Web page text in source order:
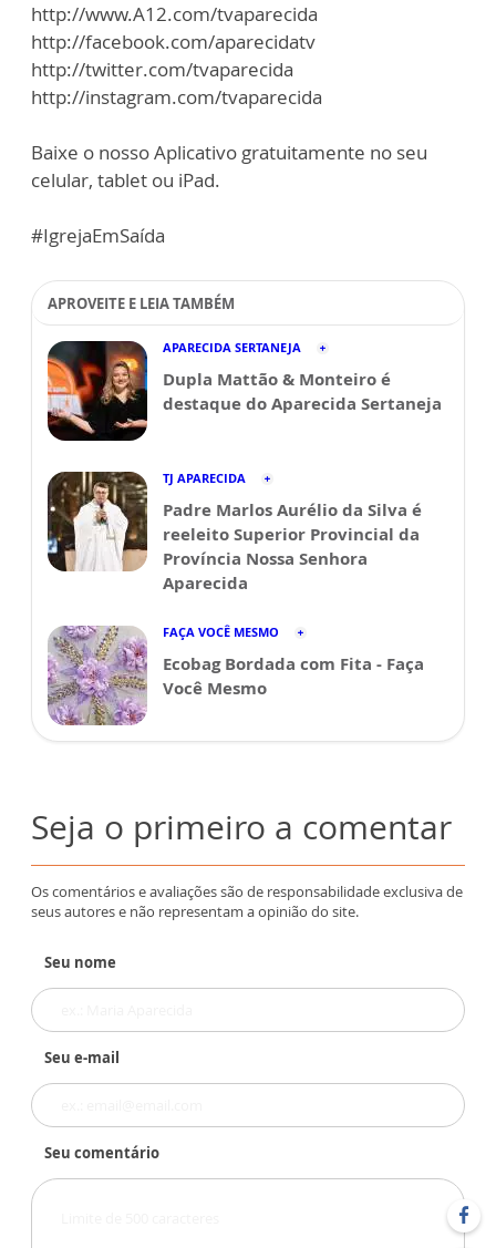
http://www.A12.com/tvaparecida​
http://facebook.com/aparecidatv​
http://twitter.com/tvaparecida​
http://instagram.com/tvaparecida​
Baixe o nosso Aplicativo gratuitamente no seu
celular, tablet ou iPad.
#IgrejaEmSaída
APROVEITE E LEIA TAMBÉM
APARECIDA SERTANEJA
Dupla Mattão & Monteiro é
destaque do Aparecida Sertaneja
TJ APARECIDA
Padre Marlos Aurélio da Silva é
reeleito Superior Provincial da
Província Nossa Senhora
Aparecida
FAÇA VOCÊ MESMO
Ecobag Bordada com Fita - Faça
Você Mesmo
Seja o primeiro a comentar
Os comentários e avaliações são de responsabilidade exclusiva de
seus autores e não representam a opinião do site.
Seu nome
Seu e-mail
Seu comentário